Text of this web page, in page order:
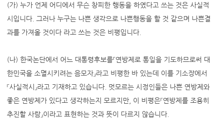
(가) 누가 언제 어디에서 무슨 창피한 행동을 하였다고 쓰는 것은 사실적
시입니다. 그러나 누구는 나쁜 생각으로 나쁜행동을 할 것 같으며 나쁜결
과를 가져올 것이다 라고 쓰는 것은 비평입니다.
(나) 한국논단에서 어느 대통령후보를『연방제로 통일을 기도하므로써 대
한민국을 소멸시키려는 음모자』라고 비평한 바 있는데 이를 기소장에서
『사실적시』라고 기재하고 있습니다. 멋모르는 시정인들은 나쁜 연방제와
좋은 연방제가 있다고 생각하는지 모르지만, 이 비평은『연방제를 조용히
추진할 사람』이라고 표현하는 것과 뜻이 다르지 않습니다.